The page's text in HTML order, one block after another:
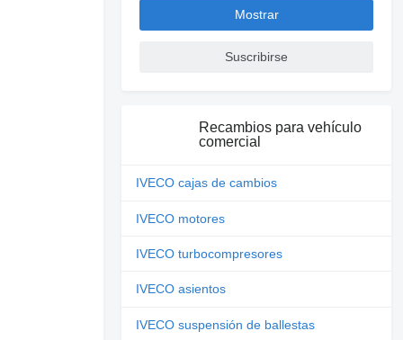
Mostrar
Suscribirse
Recambios para vehículo
comercial
IVECO cajas de cambios
IVECO motores
IVECO turbocompresores
IVECO asientos
IVECO suspensión de ballestas